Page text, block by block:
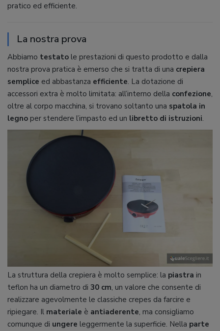
pratico ed efficiente.
La nostra prova
Abbiamo testato le prestazioni di questo prodotto e dalla
nostra prova pratica è emerso che si tratta di una crepiera
semplice ed abbastanza efficiente. La dotazione di
accessori extra è molto limitata: all’interno della confezione,
oltre al corpo macchina, si trovano soltanto una spatola in
legno per stendere l’impasto ed un libretto di istruzioni.
La struttura della crepiera è molto semplice: la piastra in
teflon ha un diametro di 30 cm, un valore che consente di
realizzare agevolmente le classiche crepes da farcire e
ripiegare. Il materiale è antiaderente, ma consigliamo
comunque di ungere leggermente la superficie. Nella parte